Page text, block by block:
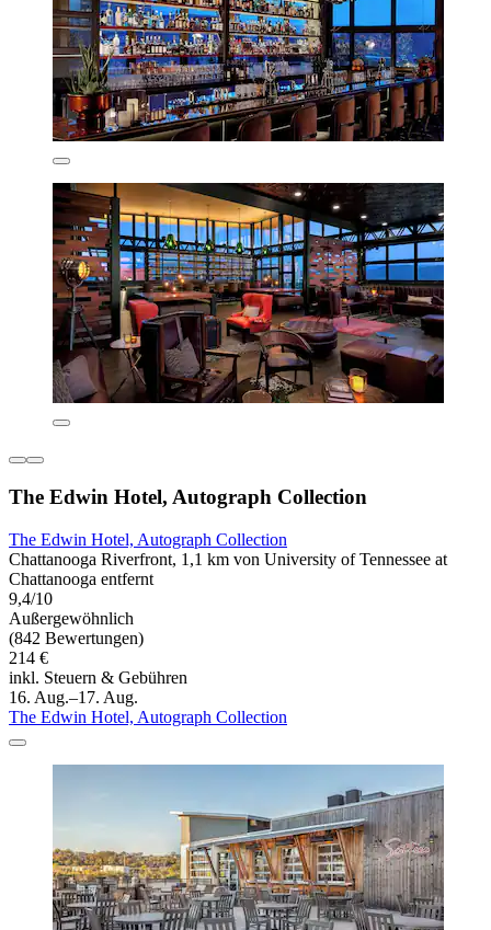
The Edwin Hotel, Autograph Collection
The Edwin Hotel, Autograph Collection
Chattanooga Riverfront, 1,1 km von University of Tennessee at
Chattanooga entfernt
9,4/10
Außergewöhnlich
(842 Bewertungen)
214 €
inkl. Steuern & Gebühren
16. Aug.–17. Aug.
The Edwin Hotel, Autograph Collection